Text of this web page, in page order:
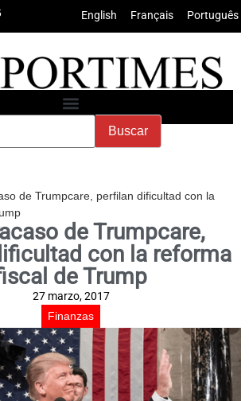
English Français Português
de Trumpcare, perfilan dificultad con la
de Trumpcare,
con la reforma
de Trump
27 marzo, 2017
Finanzas